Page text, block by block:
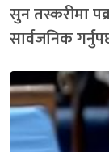
सुन तस्करीमा
सार्वजनिक